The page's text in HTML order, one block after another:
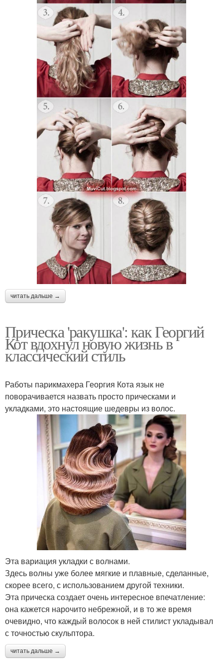
читать дальше →
Прическа 'ракушка': как Георгий
Кот вдохнул новую жизнь в
классический стиль
Работы парикмахера Георгия Кота язык не
поворачивается назвать просто прическами и
укладками, это настоящие шедевры из волос.
Эта вариация укладки с волнами.
Здесь волны уже более мягкие и плавные, сделанные,
скорее всего, с использованием другой техники.
Эта прическа создает очень интересное впечатление:
она кажется нарочито небрежной, и в то же время
очевидно, что каждый волосок в ней стилист укладывал
с точностью скульптора.
читать дальше →